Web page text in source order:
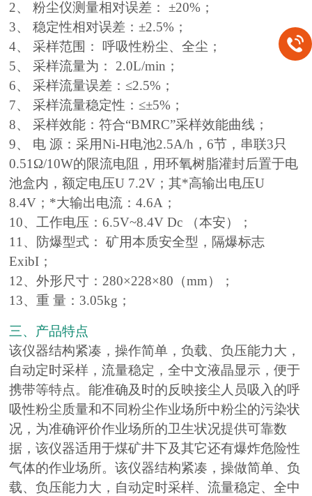
2、 粉尘仪测量相对误差： ±20%；
3、 稳定性相对误差：±2.5%；
4、 采样范围： 呼吸性粉尘、全尘；
5、 采样流量为： 2.0L/min；
6、 采样流量误差：≤2.5%；
7、 采样流量稳定性：≤±5%；
8、 采样效能：符合“BMRC”采样效能曲线；
9、 电 源：采用Ni-H电池2.5A/h，6节，串联3只
0.51Ω/10W的限流电阻，用环氧树脂灌封后置于电
池盒内，额定电压U 7.2V；其*高输出电压U
8.4V；*大输出电流：4.6A；
10、工作电压：6.5V~8.4V Dc （本安）；
11、防爆型式： 矿用本质安全型，隔爆标志
ExibI；
12、外形尺寸：280×228×80（mm）；
13、重 量：3.05kg；
三、产品特点
该仪器结构紧凑，操作简单，负载、负压能力大，
自动定时采样，流量稳定，全中文液晶显示，便于
携带等特点。能准确及时的反映接尘人员吸入的呼
吸性粉尘质量和不同粉尘作业场所中粉尘的污染状
况，为准确评价作业场所的卫生状况提供可靠数
据，该仪器适用于煤矿井下及其它还有爆炸危险性
气体的作业场所。该仪器结构紧凑，操做简单、负
载、负压能力大，自动定时采样、流量稳定、全中